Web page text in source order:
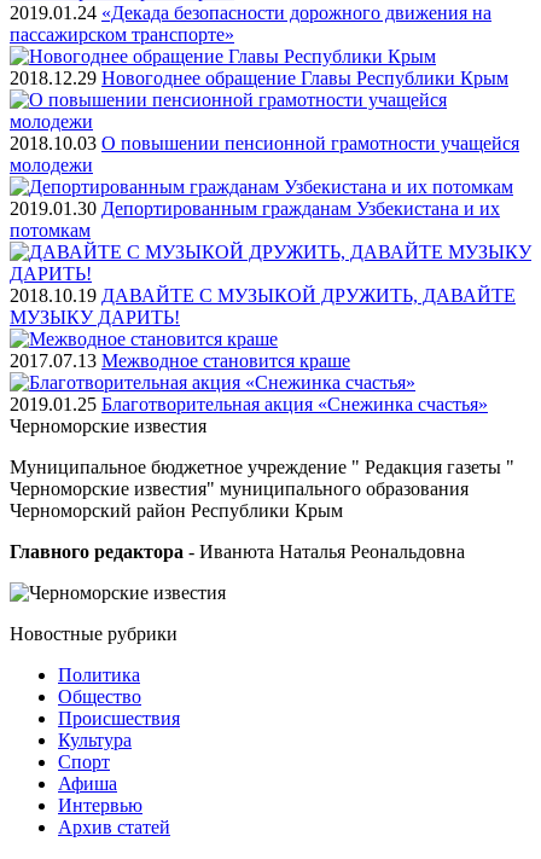
2019.01.24 «Декада безопасности дорожного движения на
пассажирском транспорте»
2018.12.29 Новогоднее обращение Главы Республики Крым
2018.10.03 О повышении пенсионной грамотности учащейся
молодежи
2019.01.30 Депортированным гражданам Узбекистана и их
потомкам
2018.10.19 ДАВАЙТЕ С МУЗЫКОЙ ДРУЖИТЬ, ДАВАЙТЕ
МУЗЫКУ ДАРИТЬ!
2017.07.13 Межводное становится краше
2019.01.25 Благотворительная акция «Снежинка счастья»
Черноморские известия
Муниципальное бюджетное учреждение " Редакция газеты "
Черноморские известия" муниципального образования
Черноморский район Республики Крым
Главного редактора - Иванюта Наталья Реональдовна
Новостные рубрики
Политика
Общество
Проиcшествия
Культура
Спорт
Афиша
Интервью
Архив статей